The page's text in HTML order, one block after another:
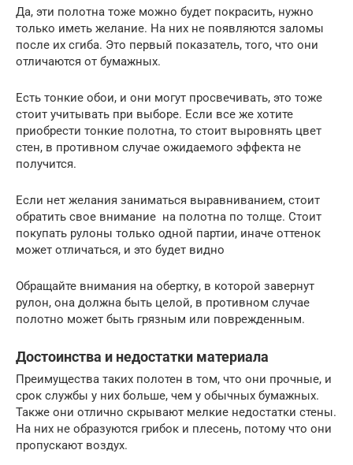
Да, эти полотна тоже можно будет покрасить, нужно
только иметь желание. На них не появляются заломы
после их сгиба. Это первый показатель, того, что они
отличаются от бумажных.
Есть тонкие обои, и они могут просвечивать, это тоже
стоит учитывать при выборе. Если все же хотите
приобрести тонкие полотна, то стоит выровнять цвет
стен, в противном случае ожидаемого эффекта не
получится.
Если нет желания заниматься выравниванием, стоит
обратить свое внимание на полотна по толще. Стоит
покупать рулоны только одной партии, иначе оттенок
может отличаться, и это будет видно
Обращайте внимания на обертку, в которой завернут
рулон, она должна быть целой, в противном случае
полотно может быть грязным или поврежденным.
Достоинства и недостатки материала
Преимущества таких полотен в том, что они прочные, и
срок службы у них больше, чем у обычных бумажных.
Также они отлично скрывают мелкие недостатки стены.
На них не образуются грибок и плесень, потому что они
пропускают воздух.